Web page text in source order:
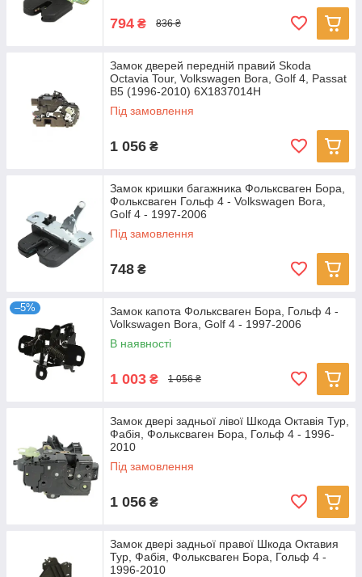
794 ₴ 836 ₴
Замок дверей передній правий Skoda
Octavia Tour, Volkswagen Bora, Golf 4, Passat
B5 (1996-2010) 6X1837014H
Під замовлення
1 056 ₴
Замок кришки багажника Фольксваген Бора,
Фольксваген Гольф 4 - Volkswagen Bora,
Golf 4 - 1997-2006
Під замовлення
748 ₴
–5%
Замок капота Фольксваген Бора, Гольф 4 -
Volkswagen Bora, Golf 4 - 1997-2006
В наявності
1 003 ₴ 1 056 ₴
Замок двері задньої лівої Шкода Октавія Тур,
Фабія, Фольксваген Бора, Гольф 4 - 1996-
2010
Під замовлення
1 056 ₴
Замок двері задньої правої Шкода Октавия
Тур, Фабія, Фольксваген Бора, Гольф 4 -
1996-2010